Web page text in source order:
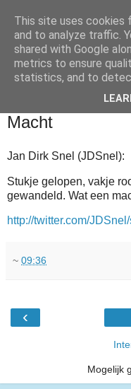
Macht
Jan Dirk Snel (JDSnel):
Stukje gelopen, vakje
gewandeld. Wat een
http://twitter.com/
~ 09:36
‹
Mogelijk
This site uses cookies
and to analyze traffic.
shared with Google
metrics to ensure
statistics, and to